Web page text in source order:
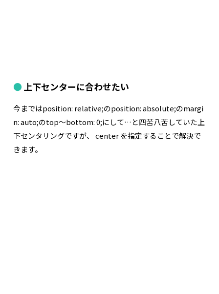
上下センターに合わせたい
今まではposition: relative;のposition: absolute;のmargi
n: auto;のtop〜bottom: 0;にして…と四苦八苦していた上
下センタリングですが、 center を指定することで解決で
きます。